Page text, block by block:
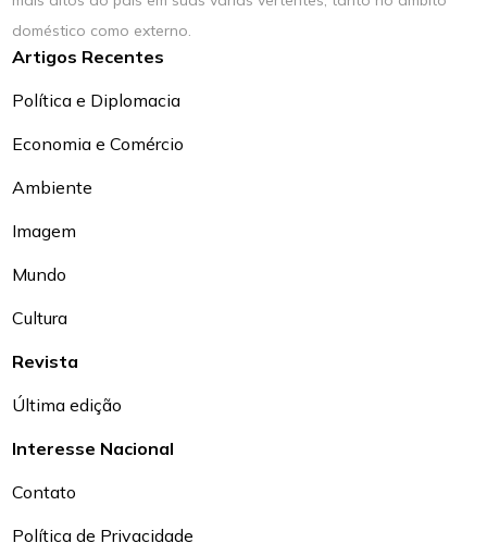
doméstico como externo.
Artigos Recentes
Política e Diplomacia
Economia e Comércio
Ambiente
Imagem
Mundo
Cultura
Revista
Última edição
Interesse Nacional
Contato
Política de Privacidade